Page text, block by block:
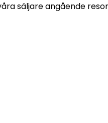
säljare angående